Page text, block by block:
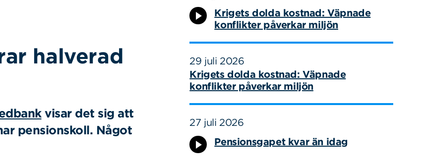
Krigets dolda kostnad: Väpnade
konflikter påverkar miljön
29 juli 2026
Krigets dolda kostnad: Väpnade
konflikter påverkar miljön
27 juli 2026
Pensionsgapet kvar än idag
halverad
visar det sig att
pensionskoll. Något